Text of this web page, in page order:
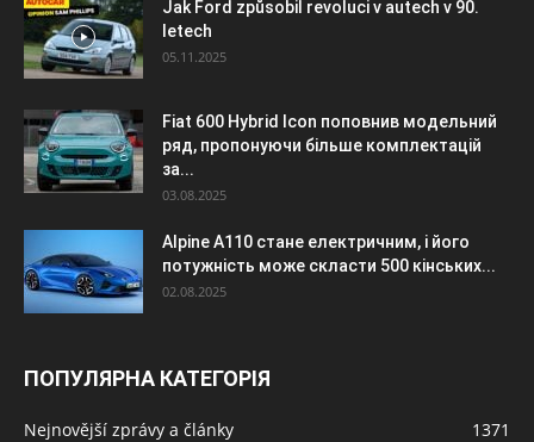
Jak Ford způsobil revoluci v autech v 90.
letech
05.11.2025
Fiat 600 Hybrid Icon поповнив модельний
ряд, пропонуючи більше комплектацій
за...
03.08.2025
Alpine A110 стане електричним, і його
потужність може скласти 500 кінських...
02.08.2025
ПОПУЛЯРНА КАТЕГОРІЯ
Nejnovější zprávy a články 1371